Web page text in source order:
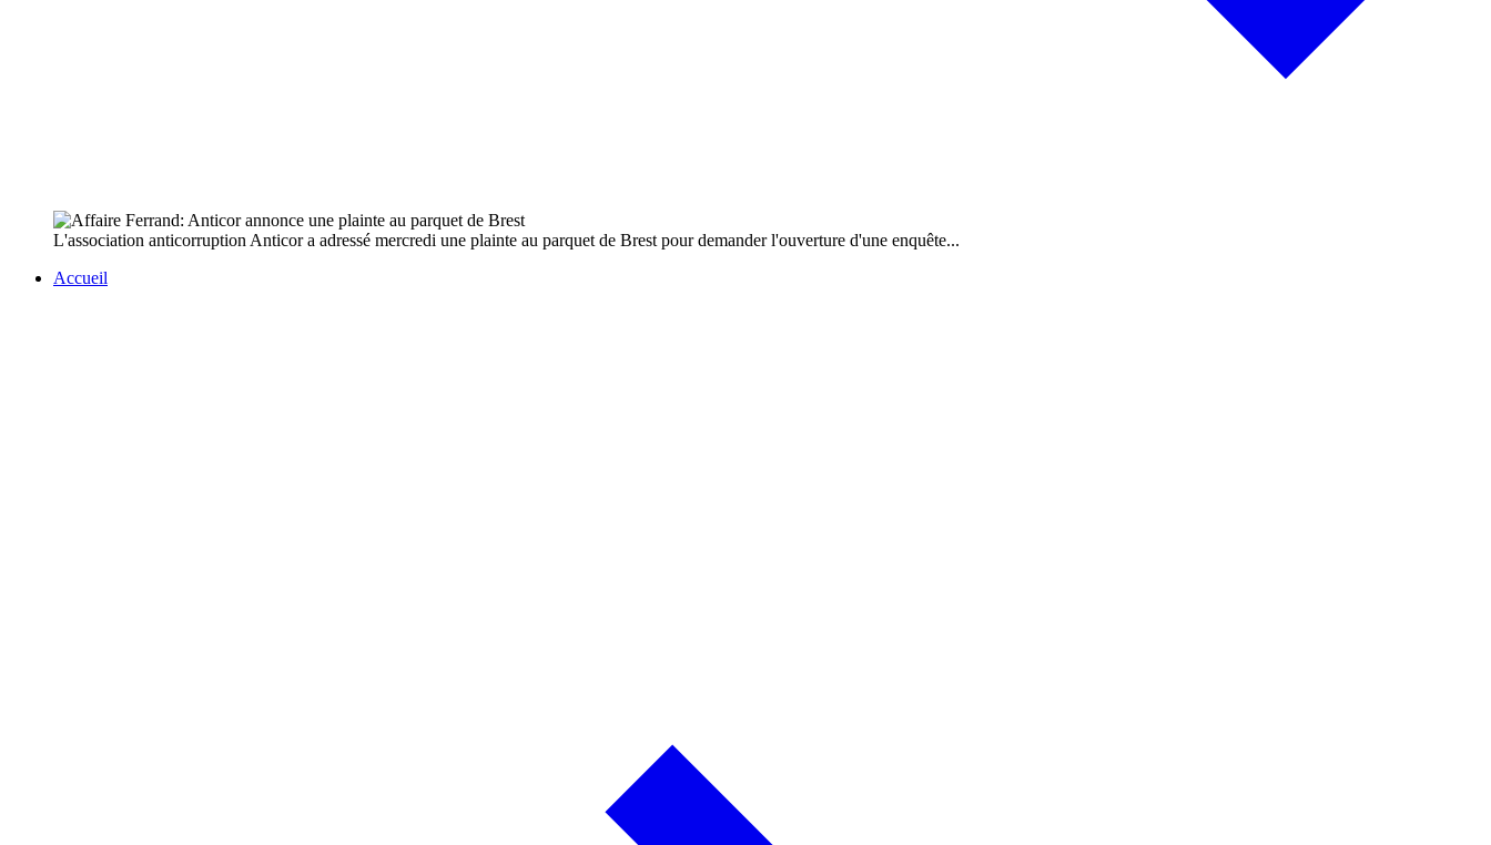
L'association anticorruption Anticor a adressé mercredi une plainte au parquet de Brest pour demander l'ouverture d'une enquête...
Accueil